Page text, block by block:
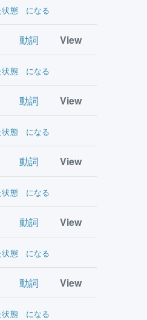
状態 になる
動詞 View
状態 になる
動詞 View
状態 になる
動詞 View
状態 になる
動詞 View
状態 になる
動詞 View
状態 になる